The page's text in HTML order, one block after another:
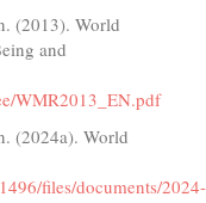
(2013). World
and
WMR2013_EN.pdf
(2024a). World
files/documents/2024-